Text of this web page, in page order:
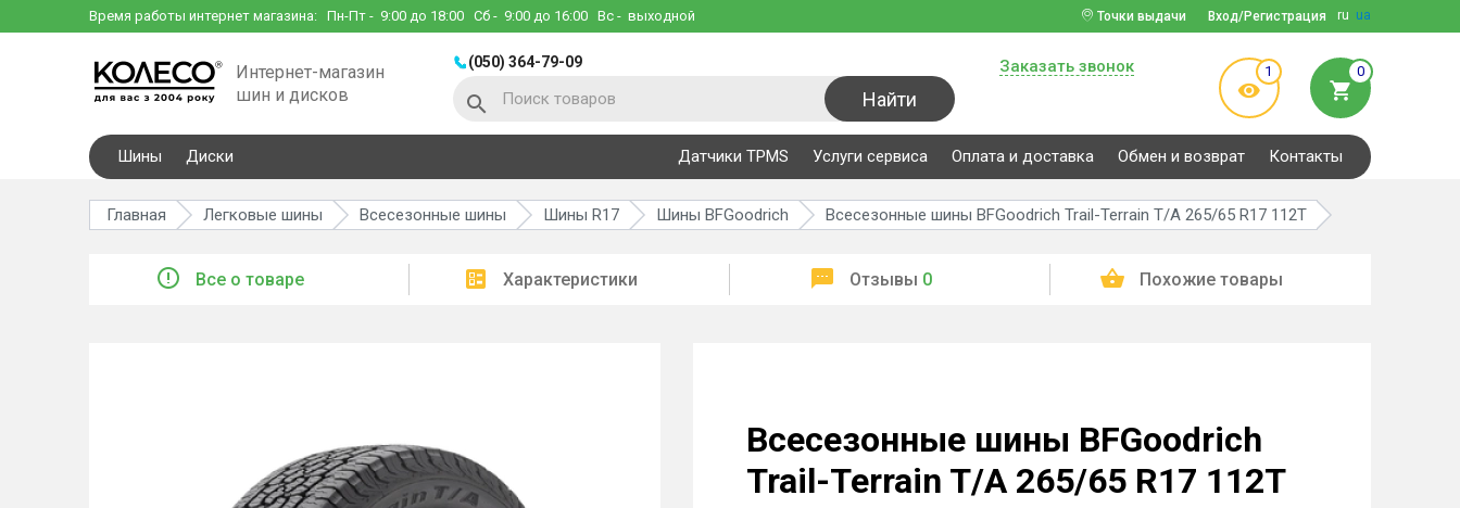
Время работы интернет магазина: Пн-Пт - 9:00 до 18:00 Сб - 9:00 до 16:00 Вс - выходной ru ua
Вход/Регистрация
Точки выдачи
Интернет-магазин
шин и дисков
(050) 364-79-09
Найти
Заказать звонок 1 0
Шины Диски Датчики TPMS Услуги сервиса Оплата и доставка Обмен и возврат Контакты
Главная Легковые шины Всесезонные шины Шины R17 Шины BFGoodrich Всесезонные шины BFGoodrich Trail-Terrain T/A 265/65 R17 112T
Все о товаре Характеристики Отзывы 0 Похожие товары
Всесезонные шины BFGoodrich
Trail-Terrain T/A 265/65 R17 112T